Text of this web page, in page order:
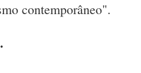
contemporâneo".